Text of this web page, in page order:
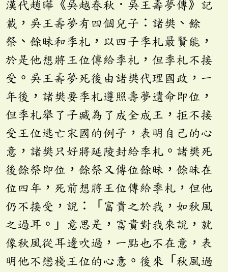
漢代趙曄《吳越春秋．吳王壽夢傳》記
載，吳王壽夢有四個兒子：諸樊、餘
祭、餘昧和季札，以四子季札最賢能，
於是他想將王位傳給季札，但季札不接
受。吳王壽夢死後由諸樊代理國政，一
年後，諸樊要季札遵照壽夢遺命即位，
但季札舉了子臧為了成全成王，拒不接
受王位逃亡宋國的例子，表明自己的心
意，諸樊只好將延陵封給季札。諸樊死
後餘祭即位，餘祭又傳位餘昧，餘昧在
位四年，死前想將王位傳給季札，但他
仍不接受，說：「富貴之於我，如秋風
之過耳。」意思是，富貴對我來說，就
像秋風從耳邊吹過，一點也不在意，表
明他不戀棧王位的心意。後來「秋風過